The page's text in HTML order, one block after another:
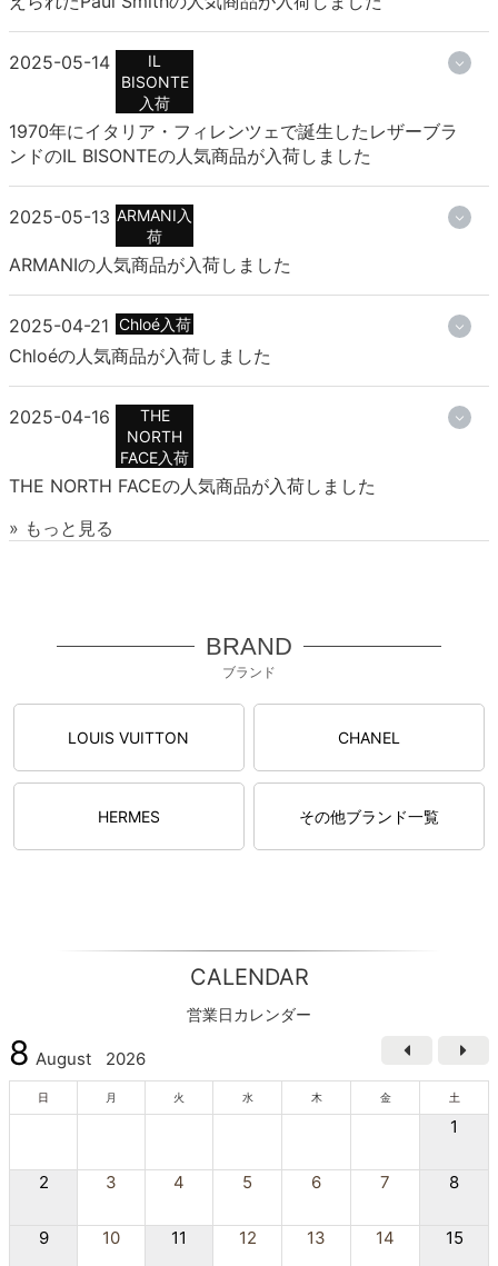
2025-05-14
IL
BISONTE
入荷
1970年にイタリア・フィレンツェで誕生したレザーブラ
ンドのIL BISONTEの人気商品が入荷しました
2025-05-13 ARMANI入
荷
ARMANIの人気商品が入荷しました
2025-04-21 Chloé入荷
Chloéの人気商品が入荷しました
2025-04-16
THE
NORTH
FACE入荷
THE NORTH FACEの人気商品が入荷しました
» もっと見る
BRAND
ブランド
LOUIS VUITTON CHANEL
HERMES その他ブランド一覧
CALENDAR
営業日カレンダー
8 August 2026
日 月 火 水 木 金 土
1
2 3 4 5 6 7 8
9 10 11 12 13 14 15